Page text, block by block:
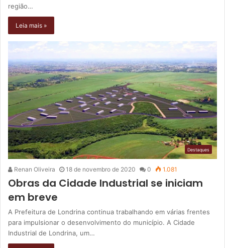
região…
Leia mais »
Destaques
Renan Oliveira 18 de novembro de 2020 0 1.081
Obras da Cidade Industrial se iniciam
em breve
A Prefeitura de Londrina continua trabalhando em várias frentes
para impulsionar o desenvolvimento do município. A Cidade
Industrial de Londrina, um…